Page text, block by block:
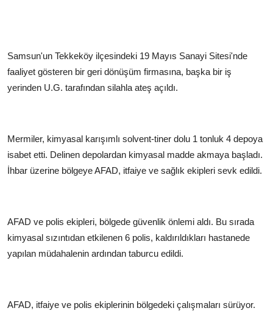
Samsun'un Tekkeköy ilçesindeki 19 Mayıs Sanayi Sitesi'nde
faaliyet gösteren bir geri dönüşüm firmasına, başka bir iş
yerinden U.G. tarafından silahla ateş açıldı.
Mermiler, kimyasal karışımlı solvent-tiner dolu 1 tonluk 4 depoya
isabet etti. Delinen depolardan kimyasal madde akmaya başladı.
İhbar üzerine bölgeye AFAD, itfaiye ve sağlık ekipleri sevk edildi.
AFAD ve polis ekipleri, bölgede güvenlik önlemi aldı. Bu sırada
kimyasal sızıntıdan etkilenen 6 polis, kaldırıldıkları hastanede
yapılan müdahalenin ardından taburcu edildi.
AFAD, itfaiye ve polis ekiplerinin bölgedeki çalışmaları sürüyor.